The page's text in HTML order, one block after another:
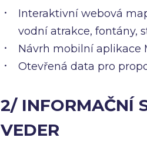
Interaktivní webová
vodní atrakce, fontány,
Návrh mobilní aplikace
Otevřená data pro
2/ INFORMAČNÍ
VEDER